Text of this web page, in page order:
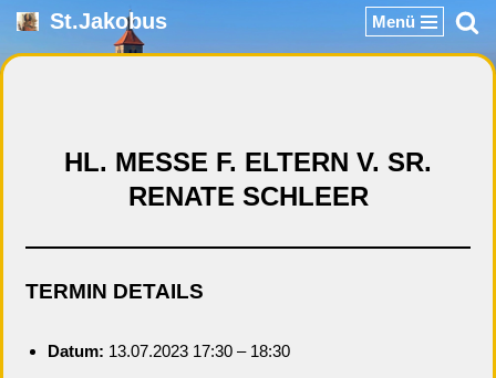
Zum
St.Jakobus Menü
HL. MESSE F. ELTERN V. SR.
RENATE SCHLEER
TERMIN DETAILS
Datum: 13.07.2023 17:30 – 18:30